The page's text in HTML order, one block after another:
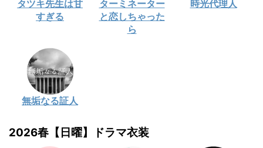
タツキ先生は甘
すぎる
ターミネーター
と恋しちゃった
ら
時光代理人
無垢なる証人
2026春【日曜】ドラマ衣装